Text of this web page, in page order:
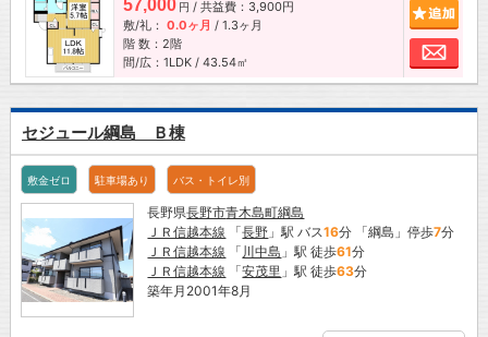
57,000 円 / 共益費：3,900円
敷/礼： 0.0ヶ月 / 1.3ヶ月
階 数：2階
間/広：1LDK / 43.54㎡
お
セジュール綱島 Ｂ棟
敷金ゼロ 駐車場あり バス・トイレ別
長野県長野市青木島町綱島
ＪＲ信越本線 「長野 」駅 バス16分 「綱島」停歩7分
ＪＲ信越本線 「 川中島 」駅 徒歩61分
ＪＲ信越本線 「安茂里 」駅 徒歩63分
築年月2001年8月